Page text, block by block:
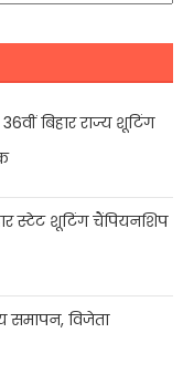
बिहार राज्य शूटिंग
स्टेट शूटिंग चैंपियनशिप
समापन, विजेता